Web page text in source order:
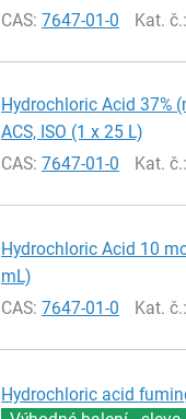
CAS:7647-01-0 Kat. č.
Hydrochloric Acid 37%
ACS, ISO (1 x 25 L)
CAS:7647-01-0 Kat. č.
Hydrochloric Acid 10
mL)
CAS:7647-01-0 Kat. č.
Hydrochloric acid